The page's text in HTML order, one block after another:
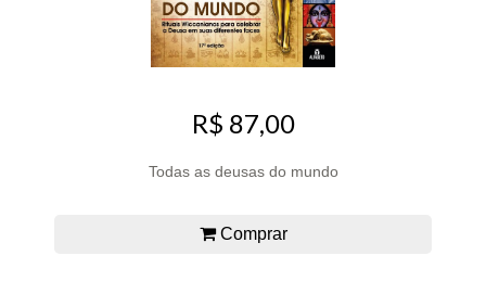
R$ 87,00
Todas as deusas do mundo
Comprar